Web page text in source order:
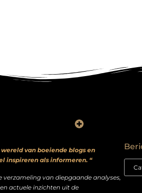
van boeiende blogs en
inspireren als informeren. “
verzameling van diepgaande analyses,
actuele inzichten uit de